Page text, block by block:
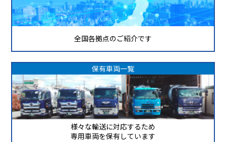
全国各拠点のご紹介です
保有車両一覧
様々な輸送に対応するため
専用車両を保有しています